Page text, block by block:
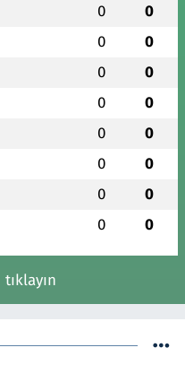
0 0
0 0
0 0
0 0
0 0
0 0
0 0
0 0